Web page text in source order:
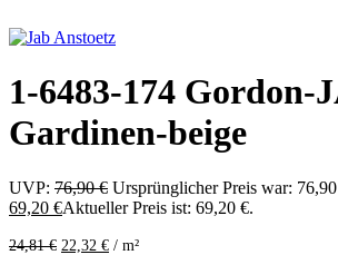
1-6483-174 Gordon-
Gardinen-beige
UVP: 76,90€ Ursprünglicher Preis war:
69,20 €Aktueller Preis ist: 69,20 €.
24,81€ 22,32 € / m²